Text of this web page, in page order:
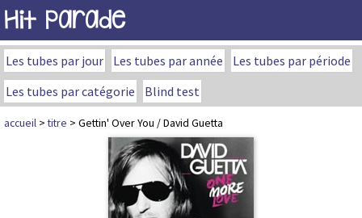
Hit Parade
Les tubes par jour Les tubes par année
Les tubes par période
Les tubes par catégorie
Blind test
accueil >titre > Gettin' Over You / David Guetta